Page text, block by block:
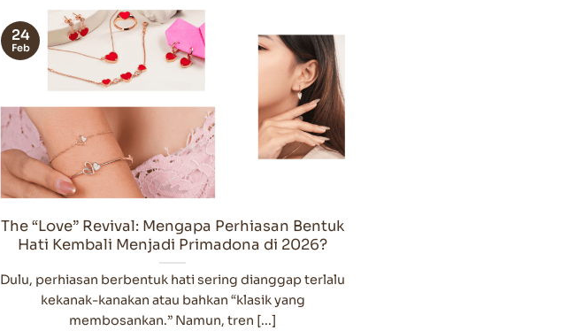
The “Love” Revival: Mengapa Perhiasan Bentuk
Hati Kembali Menjadi Primadona di 2026?
Dulu, perhiasan berbentuk hati sering dianggap terlalu
kekanak-kanakan atau bahkan “klasik yang
membosankan.” Namun, tren [...]
24
Feb